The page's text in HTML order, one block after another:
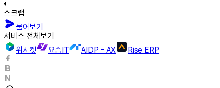
스크랩
물어보기
서비스 전체보기
위시켓
요즘IT AIDP - AX Rise ERP